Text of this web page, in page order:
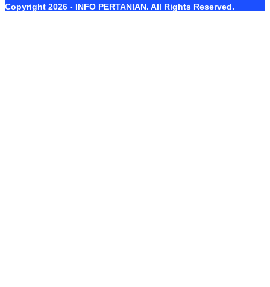
Copyright 2026 - INFO PERTANIAN. All Rights Reserved.